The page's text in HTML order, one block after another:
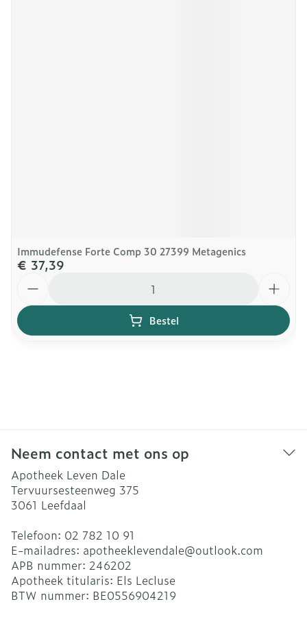
Immudefense Forte Comp 30 27399 Metagenics
€ 37,39
Bestel
Neem contact met ons op
Apotheek Leven Dale
Tervuursesteenweg 375
3061 Leefdaal
Telefoon: 02 782 10 91
E-mailadres: apotheeklevendale@outlook.com
APB nummer: 246202
Apotheek titularis: Els Lecluse
BTW nummer: BE0556904219